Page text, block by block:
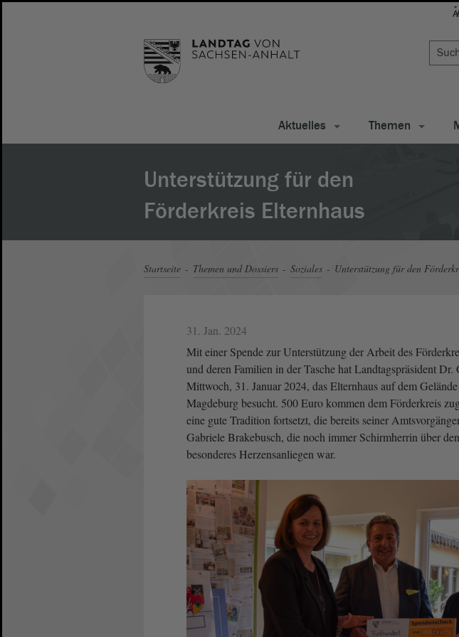
Aktuelles Themen
Unterstützung für den
Förderkreis Elternhaus
Startseite Themen und Dossiers Soziales Unterstützung für den
31. Jan. 2024
Mit einer Spende zur Unterstützung der Arbeit des
und deren Familien in der Tasche hat Landtagspräsident Dr.
Mittwoch, 31. Januar 2024, das Elternhaus auf dem
Magdeburg besucht. 500 Euro kommen dem Förderkreis
eine gute Tradition fortsetzt, die bereits seiner
Gabriele Brakebusch, die noch immer Schirmherrin über
besonderes Herzensanliegen war.